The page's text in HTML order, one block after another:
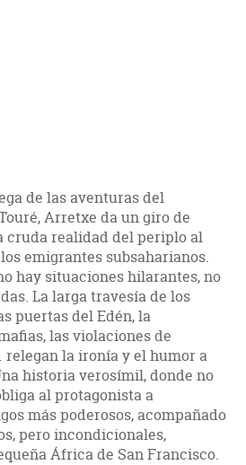
de las aventuras del
Arretxe da un giro de
cruda realidad del periplo al
emigrantes subsaharianos.
hay situaciones hilarantes, no
La larga travesía de los
puertas del Edén, la
las violaciones de
relegan la ironía y el humor a
historia verosímil, donde no
al protagonista a
más poderosos, acompañado
pero incondicionales,
África de San Francisco.